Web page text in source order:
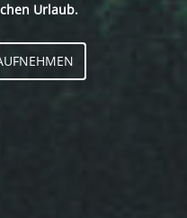
Urlaub.